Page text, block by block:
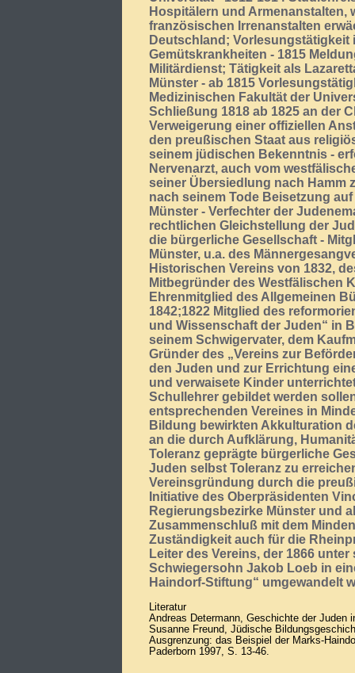
Hospitälern und Armenanstalten,
französischen Irrenanstalten
Deutschland; Vorlesungstätigkeit
Gemütskrankheiten - 1815
Militärdienst; Tätigkeit als
Münster - ab 1815
Medizinischen Fakultät der
Schließung 1818 ab 1825 an der
Verweigerung einer offiziellen
den preußischen Staat aus
seinem jüdischen Bekenntnis -
Nervenarzt, auch vom
seiner Übersiedlung nach Hamm
nach seinem Tode Beisetzung
Münster - Verfechter der
rechtlichen Gleichstellung der
die bürgerliche Gesellschaft -
Münster, u.a. des
Historischen Vereins von 1832,
Mitbegründer des Westfälischen
Ehrenmitglied des Allgemeinen
1842;1822 Mitglied des
und Wissenschaft der Juden“ in
seinem Schwigervater, dem
Gründer des „Vereins zur
den Juden und zur Errichtung
und verwaisete Kinder
Schullehrer gebildet werden
entsprechenden Vereines in
Bildung bewirkten Akkulturation
an die durch Aufklärung,
Toleranz geprägte bürgerliche
Juden selbst Toleranz zu
Vereinsgründung durch die
Initiative des Oberpräsidenten
Regierungsbezirke Münster und
Zusammenschluß mit dem
Zuständigkeit auch für die
Leiter des Vereins, der 1866
Schwiegersohn Jakob Loeb in
Haindorf-Stiftung“ umgewandelt
Literatur
Andreas Determann, Geschichte der Juden
Susanne Freund, Jüdische
Ausgrenzung: das Beispiel der Marks-
Paderborn 1997, S. 13-46.